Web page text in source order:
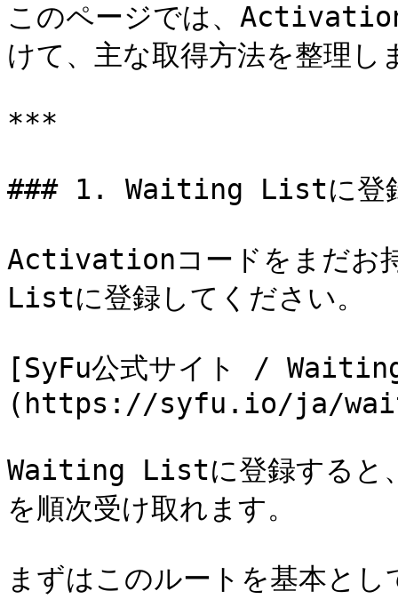
このページでは、
けて、主な取得方法を整理し
***
### 1. Waiting Listに登
Activationコードをまだお
Listに登録してください。
[SyFu公式サイト /
(https://syfu.io/ja/
Waiting Listに登録すると
を順次受け取れます。
まずはこのルートを基本と